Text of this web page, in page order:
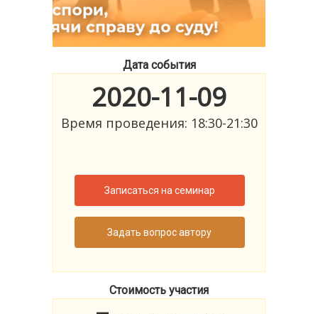
Дата события
2020-11-09
Время проведения: 18:30-21:30
Записаться на семинар
Задать вопрос автору
Стоимость участия